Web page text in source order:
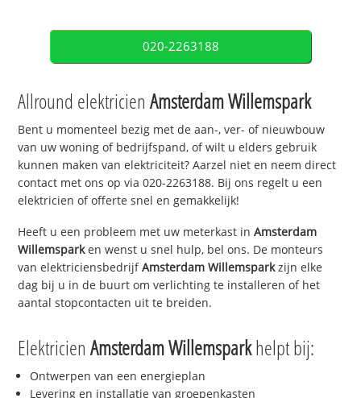
020-2263188
Allround elektricienAmsterdam Willemspark
Bent u momenteel bezig met de aan-, ver- of nieuwbouw
van uw woning of bedrijfspand, of wilt u elders gebruik
kunnen maken van elektriciteit? Aarzel niet en neem direct
contact met ons op via 020-2263188. Bij ons regelt u een
elektricien of offerte snel en gemakkelijk!
Heeft u een probleem met uw meterkast inAmsterdam
Willemsparken wenst u snel hulp, bel ons. De monteurs
van elektriciensbedrijfAmsterdam Willemsparkzijn elke
dag bij u in de buurt om verlichting te installeren of het
aantal stopcontacten uit te breiden.
ElektricienAmsterdam Willemsparkhelpt bij:
Ontwerpen van een energieplan
Levering en installatie van groepenkasten